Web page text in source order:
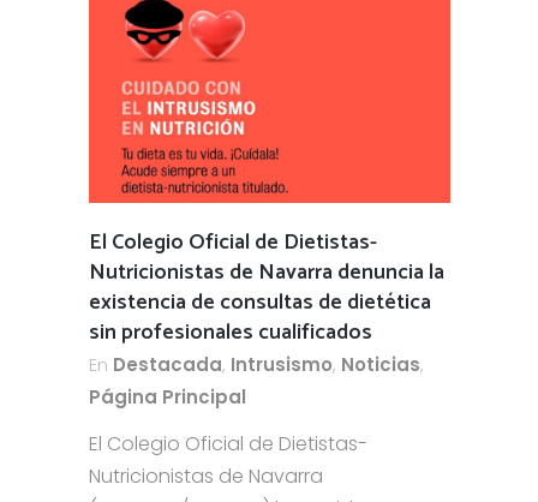
El Colegio Oficial de Dietistas-
Nutricionistas de Navarra denuncia la
existencia de consultas de dietética
sin profesionales cualificados
En Destacada, Intrusismo, Noticias,
Página Principal
El Colegio Oficial de Dietistas-
Nutricionistas de Navarra